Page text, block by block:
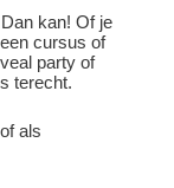
kan! Of je
cursus of
party of
terecht.
als